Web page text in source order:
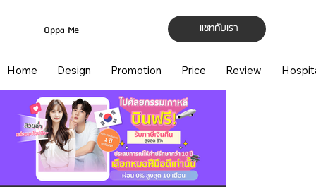
แชทกับเรา
Oppa Me
Home Design Promotion Price Review